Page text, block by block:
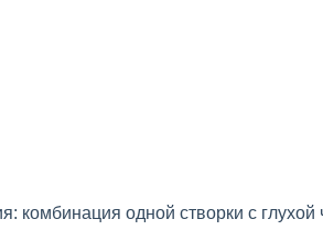
одной створки с глухой